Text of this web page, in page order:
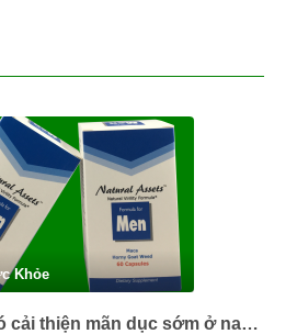
Khỏe
Formula For Men có cải thiện mãn dục sớm ở nam giới được không?